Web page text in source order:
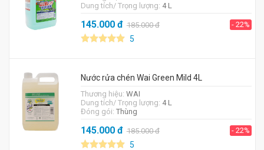
Dung tích/ Trọng lượng: 4 L
145.000đ 185.000đ - 22%
5
Nước rửa chén Wai Green Mild 4L
Thương hiệu: WAI
Dung tích/ Trọng lượng: 4 L
Đóng gói: Thùng
145.000đ 185.000đ - 22%
5